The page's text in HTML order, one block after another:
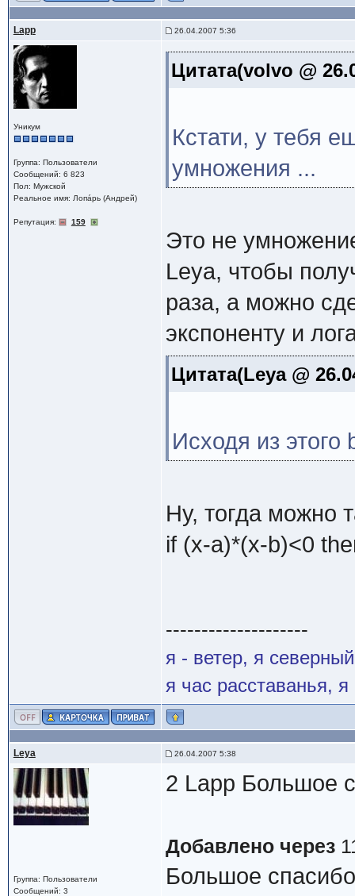
Lapp 26.04.2007 5:36
Уникум
Группа: Пользователи
Сообщений: 6 823
Пол: Мужской
Реальное имя: Лопáрь (Андрей)
Репутация: 159
Цитата(volvo @
Кстати, у тебя
умножения ...
Это не
Leya, чтобы
раза, а можно
экспоненту и
Цитата(Leya @
Исходя из этого
Ну, тогда можно
if (x-a)*(x-b)<0
--------------------
я - ветер, я
я час расставанья,
Leya 26.04.2007 5:38
Группа: Пользователи
Сообщений: 3
2 Lapp Большое
Добавлено через
Большое